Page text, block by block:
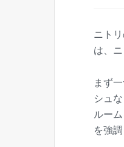
ニト
は、
まず
シュ
ルー
を強調